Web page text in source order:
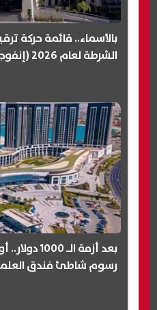
بالأسماء.. قائمة حركة
الشرطة لعام 2026 (إنفوجراف)
بعد أزمة
رسوم شاطئ فندق